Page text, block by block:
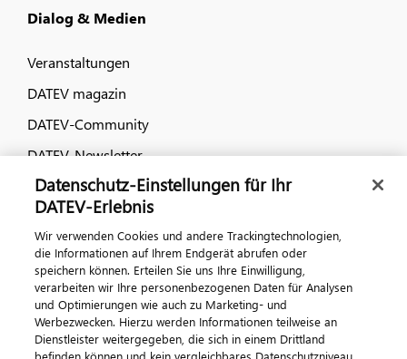
Dialog & Medien
Veranstaltungen
DATEV magazin
DATEV-Community
DATEV-Newsletter
Kontaktieren Sie uns
Datenschutz-Einstellungen für Ihr
DATEV-Erlebnis
Wir verwenden Cookies und andere Trackingtechnologien,
die Informationen auf Ihrem Endgerät abrufen oder
speichern können. Erteilen Sie uns Ihre Einwilligung,
verarbeiten wir Ihre personenbezogenen Daten für Analysen
und Optimierungen wie auch zu Marketing- und
Werbezwecken. Hierzu werden Informationen teilweise an
Dienstleister weitergegeben, die sich in einem Drittland
befinden können und kein vergleichbares Datenschutzniveau